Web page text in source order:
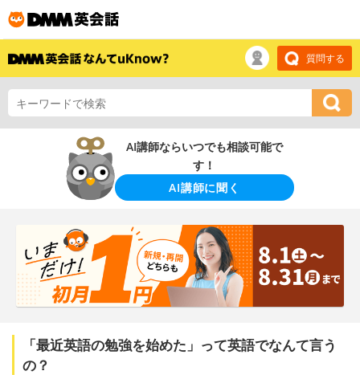
質問する
AI講師ならいつでも相談可能で
す！
AI講師に聞く
「最近英語の勉強を始めた」って英語でなんて言う
の？